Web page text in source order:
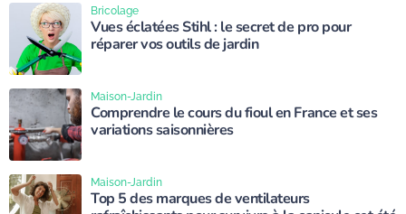
Vues éclatées Stihl : le secret de pro pour
réparer vos outils de jardin
Bricolage
Comprendre le cours du fioul en France et ses
variations saisonnières
Maison-Jardin
Top 5 des marques de ventilateurs
Maison-Jardin